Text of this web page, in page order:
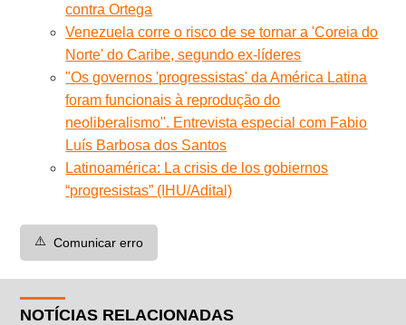
contra Ortega
Venezuela corre o risco de se tornar a 'Coreia do
Norte' do Caribe, segundo ex-líderes
"Os governos 'progressistas' da América Latina
foram funcionais à reprodução do
neoliberalismo". Entrevista especial com Fabio
Luís Barbosa dos Santos
Latinoamérica: La crisis de los gobiernos
“progresistas” (IHU/Adital)
⚠️ Comunicar erro
NOTÍCIAS RELACIONADAS